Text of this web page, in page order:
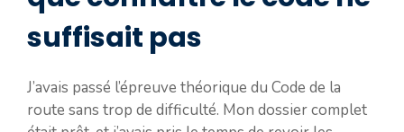
suffisait pas
J’avais passé l’épreuve théorique du Code de la
route sans trop de difficulté. Mon dossier complet